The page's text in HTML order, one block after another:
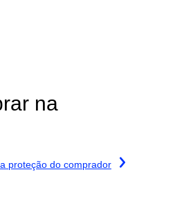
na
proteção do comprador